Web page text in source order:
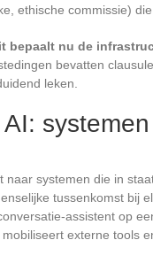
ethische commissie)
bepaalt nu de
bevatten
leken.
naar systemen die in
tussenkomst bij
assistent op
externe tools